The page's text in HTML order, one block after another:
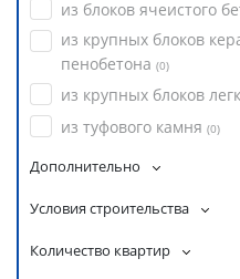
из блоков ячеистого
из крупных блоков
пенобетона (0)
из крупных блоков
из туфового камня (0)
Дополнительно
Условия строительства
Количество квартир